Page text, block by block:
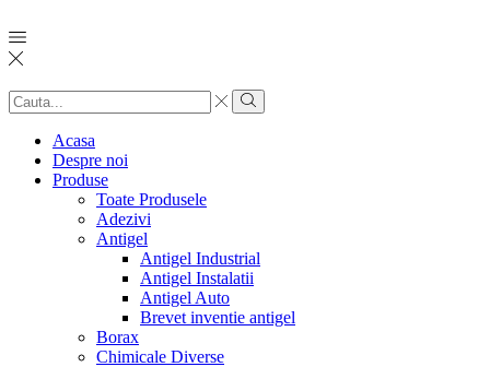
Search
input
Search
Acasa
Despre noi
Produse
Toate Produsele
Adezivi
Antigel
Antigel Industrial
Antigel Instalatii
Antigel Auto
Brevet inventie antigel
Borax
Chimicale Diverse